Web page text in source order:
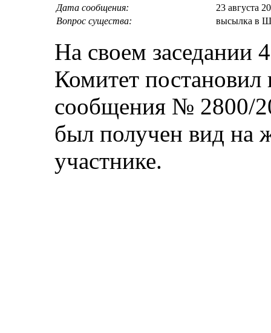
Дата сообщения:
23 августа
Вопрос существа:
высылка в
На своем заседании
Комитет постановил
сообщения № 2800/
был получен вид на
участнике.